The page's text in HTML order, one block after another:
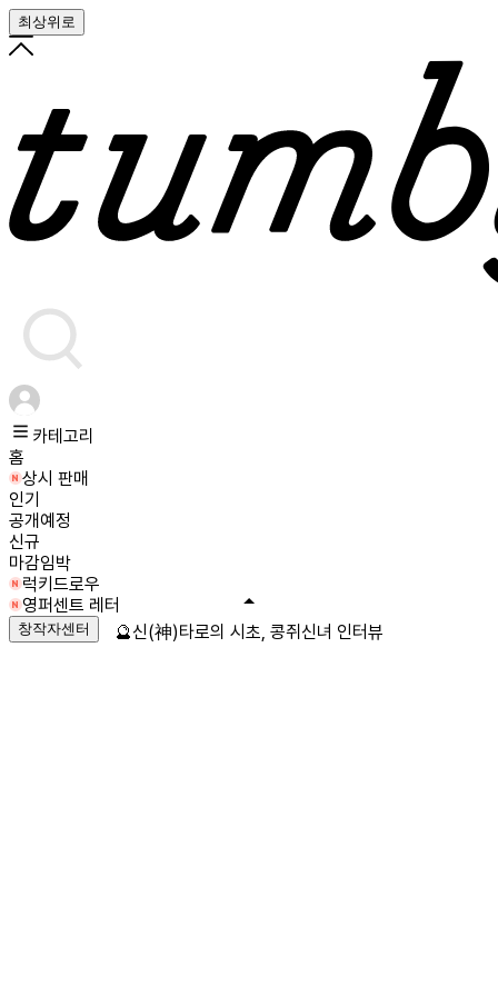
최상위로
카테고리
홈
상시 판매
인기
공개예정
신규
마감임박
럭키드로우
영퍼센트 레터
창작자센터 🔮신(神)타로의 시초, 콩쥐신녀 인터뷰